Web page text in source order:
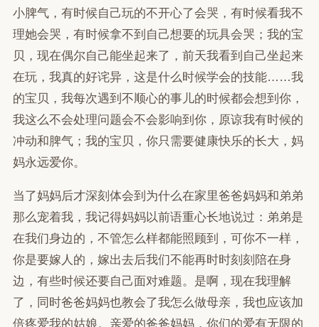
小脾气，有时候自己玩的不开心了会哭，有时候看我不
理她会哭，有时候拿不到自己想要的玩具会哭；我的宝
贝，现在偶尔自己能坐起来了，前天我看到自己坐起来
在玩，我真的好诧异，这是什么时候学会的技能……我
的宝贝，我每次遇到不顺心的事儿的时候都会想到你，
我这么不会处理问题会不会影响到你，原谅我有时候的
冲动和脾气；我的宝贝，你只需要健康快乐的长大，妈
妈永远爱你。
当了妈妈后才深刻体会到为什么在家里爸爸妈妈和弟弟
那么宠着我，我记得妈妈以前语重心长地说过：弟弟是
在我们身边的，不管怎么样都能照顾到，可你不一样，
你是要嫁人的，嫁出去后我们不能再时时刻刻陪在身
边，有些时候还要自己面对难题。是啊，现在我理解
了，同时爸爸妈妈也教会了我怎么做母亲，我也应该加
倍疼爱我的姑娘。亲爱的爸爸妈妈，你们的爱有无限的